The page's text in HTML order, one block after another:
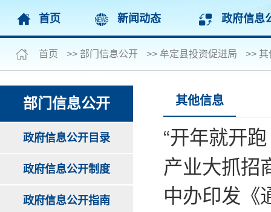
首页 新闻动态 政府信息
首页 >> 部门信息公开 >> 牟定县投资促进局 >> 其
部门信息公开
政府信息公开目录
政府信息公开制度
政府信息公开指南
其他信息
“开年就开
产业大抓招
中办印发《